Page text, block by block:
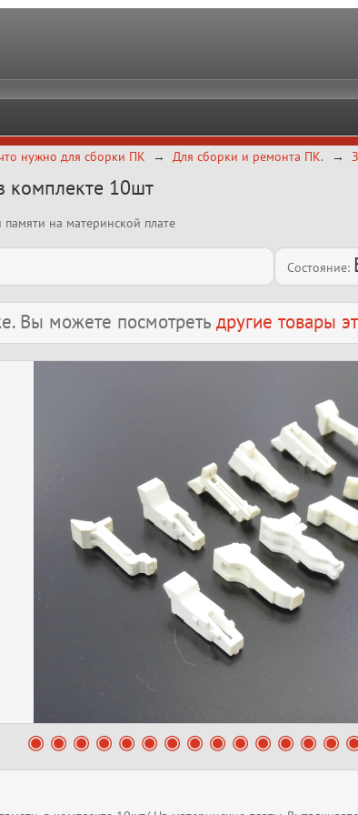
нужно для сборки ПК Для сборки и ремонта ПК.
комплекте 10шт
на материнской плате
Состояние:
Вы можете посмотреть другие товары